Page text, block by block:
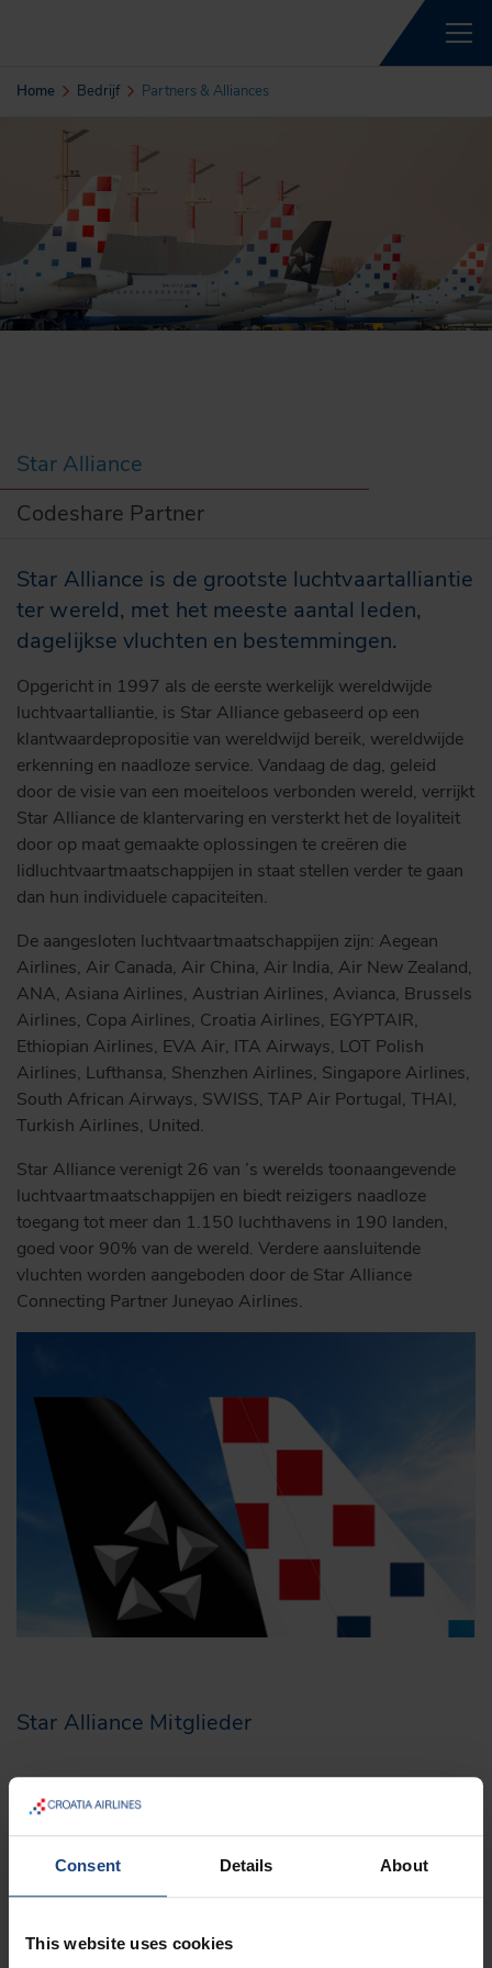
Consent Details About
This website uses cookies
Home Bedrijf Partners & Alliances
Star Alliance
Codeshare Partner
Star Alliance is de grootste luchtvaartalliantie
ter wereld, met het meeste aantal leden,
dagelijkse vluchten en bestemmingen.
Opgericht in 1997 als de eerste werkelijk wereldwijde
luchtvaartalliantie, is Star Alliance gebaseerd op een
klantwaardepropositie van wereldwijd bereik, wereldwijde
erkenning en naadloze service. Vandaag de dag, geleid
door de visie van een moeiteloos verbonden wereld, verrijkt
Star Alliance de klantervaring en versterkt het de loyaliteit
door op maat gemaakte oplossingen te creëren die
lidluchtvaartmaatschappijen in staat stellen verder te gaan
dan hun individuele capaciteiten.
De aangesloten luchtvaartmaatschappijen zijn: Aegean
Airlines, Air Canada, Air China, Air India, Air New Zealand,
ANA, Asiana Airlines, Austrian Airlines, Avianca, Brussels
Airlines, Copa Airlines, Croatia Airlines, EGYPTAIR,
Ethiopian Airlines, EVA Air, ITA Airways, LOT Polish
Airlines, Lufthansa, Shenzhen Airlines, Singapore Airlines,
South African Airways, SWISS, TAP Air Portugal, THAI,
Turkish Airlines, United.
Star Alliance verenigt 26 van ’s werelds toonaangevende
luchtvaartmaatschappijen en biedt reizigers naadloze
toegang tot meer dan 1.150 luchthavens in 190 landen,
goed voor 90% van de wereld. Verdere aansluitende
vluchten worden aangeboden door de Star Alliance
Connecting Partner Juneyao Airlines.
Star Alliance Mitglieder